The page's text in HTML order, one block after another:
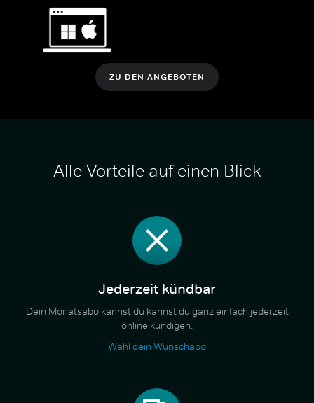
ZU DEN ANGEBOTEN
Alle Vorteile auf einen Blick
Jederzeit kündbar
Dein Monatsabo kannst du kannst du ganz einfach jederzeit
online kündigen.
Wähl dein Wunschabo